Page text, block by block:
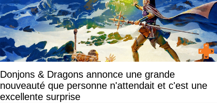
Donjons & Dragons annonce une grande
nouveauté que personne n'attendait et c'est une
excellente surprise